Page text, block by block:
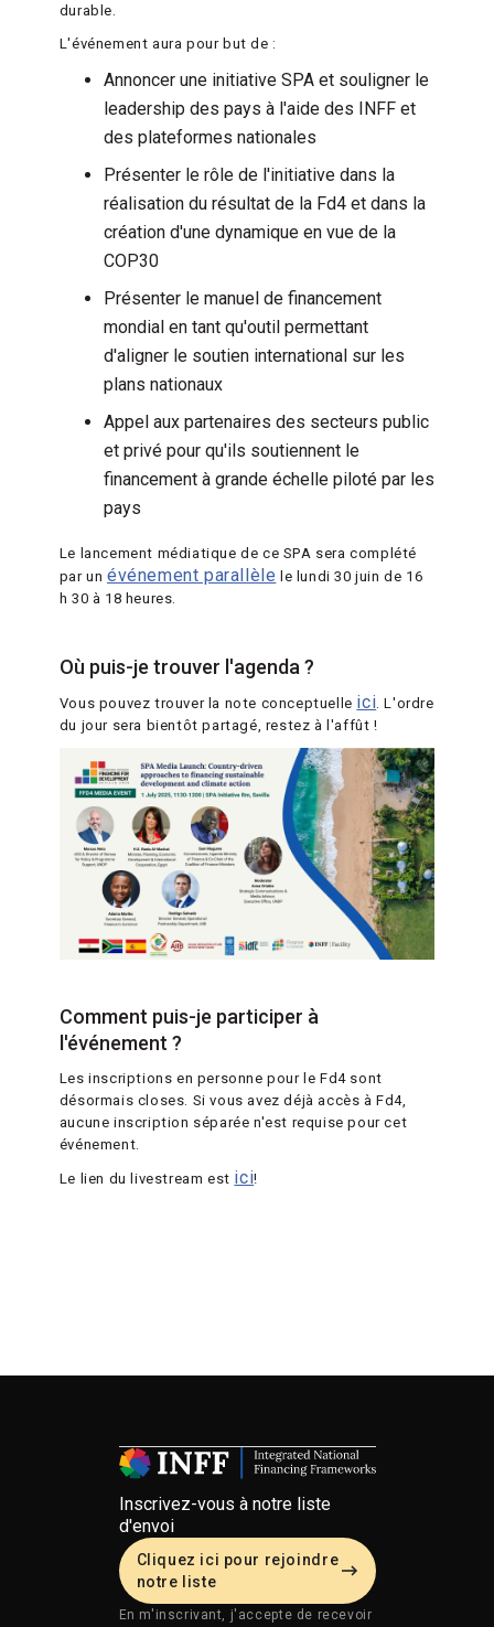
durable.
L'événement aura pour but de :
Annoncer une initiative SPA et souligner le
leadership des pays à l'aide des INFF et
des plateformes nationales
Présenter le rôle de l'initiative dans la
réalisation du résultat de la Fd4 et dans la
création d'une dynamique en vue de la
COP30
Présenter le manuel de financement
mondial en tant qu'outil permettant
d'aligner le soutien international sur les
plans nationaux
Appel aux partenaires des secteurs public
et privé pour qu'ils soutiennent le
financement à grande échelle piloté par les
pays
Le lancement médiatique de ce SPA sera complété
par un événement parallèle le lundi 30 juin de 16
h 30 à 18 heures.
Où puis-je trouver l'agenda ?
Vous pouvez trouver la note conceptuelle ici. L'ordre
du jour sera bientôt partagé, restez à l'affût !
Comment puis-je participer à
l'événement ?
Les inscriptions en personne pour le Fd4 sont
désormais closes. Si vous avez déjà accès à Fd4,
aucune inscription séparée n'est requise pour cet
événement.
Le lien du livestream est ici!
Inscrivez-vous à notre liste
d'envoi
Cliquez ici pour rejoindre
notre liste
En m'inscrivant, j'accepte de recevoir